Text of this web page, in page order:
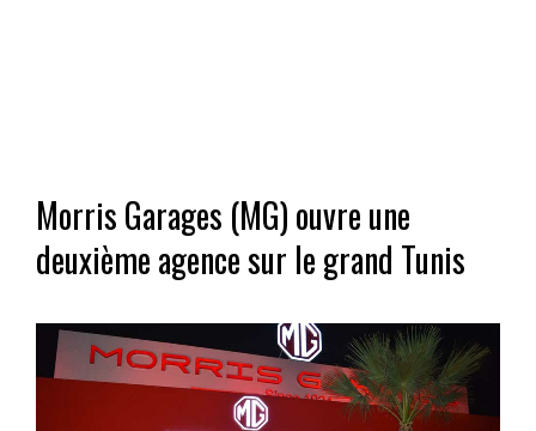
Morris Garages (MG) ouvre une
deuxième agence sur le grand Tunis